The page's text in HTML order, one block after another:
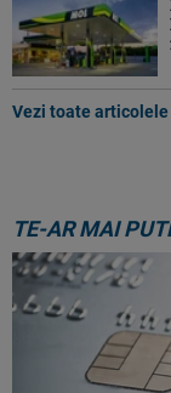
Vezi toate articolele
TE-AR MAI